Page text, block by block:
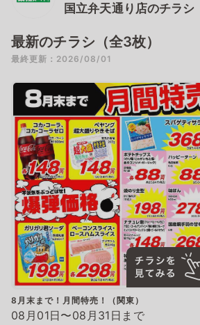
国立弁天通り店のチラシ
最新のチラシ（全3枚）
最終更新：2026/08/01
8月末まで！月間特売！（関東）
08月01日〜08月31日まで